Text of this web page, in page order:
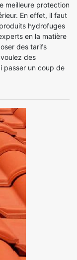
meilleure protection
En effet, il faut
hydrofuges
en la matière
des tarifs
des
passer un coup de